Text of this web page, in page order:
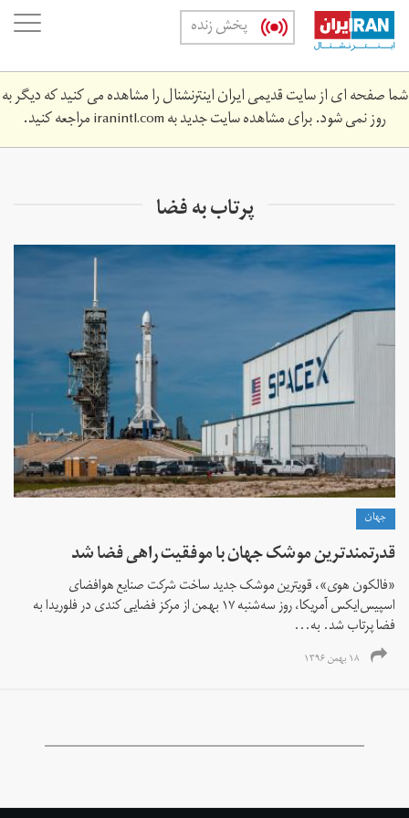
Skip
main
content
پخش زنده
شما صفحه ای از سایت قدیمی ایران اینترنشنال را مشاهده می کنید که دیگر به
روز نمی شود. برای مشاهده سایت جدید بهiranintl.comمراجعه کنید.
پرتاب به فضا
جهان
قدرتمند‌ترین موشک جهان با موفقیت راهی فضا شد
«فالکون هوی»، قویترین موشک جدید ساخت شرکت صنایع هوافضای
اسپیس‌ایکس آمریکا، روز سه‌شنبه ۱۷ بهمن از مرکز فضایی کندی در فلوریدا به
فضا پرتاب شد. به...
۱۸ بهمن ۱۳۹۶